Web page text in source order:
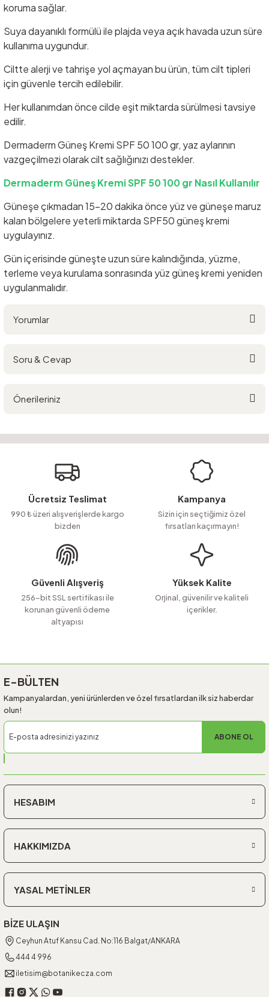
koruma sağlar.
Suya dayanıklı formülü ile plajda veya açık havada uzun süre
kullanıma uygundur.
Ciltte alerji ve tahrişe yol açmayan bu ürün, tüm cilt tipleri
için güvenle tercih edilebilir.
Her kullanımdan önce cilde eşit miktarda sürülmesi tavsiye
edilir.
Dermaderm Güneş Kremi SPF 50 100 gr, yaz aylarının
vazgeçilmezi olarak cilt sağlığınızı destekler.
Dermaderm Güneş Kremi SPF 50 100 gr Nasıl Kullanılır
Güneşe çıkmadan 15–20 dakika önce yüz ve güneşe maruz
kalan bölgelere yeterli miktarda SPF50 güneş kremi
uygulayınız.
Gün içerisinde güneşte uzun süre kalındığında, yüzme,
terleme veya kurulama sonrasında yüz güneş kremi yeniden
uygulanmalıdır.
Yorumlar
Soru & Cevap
Soru Sor
Önerileriniz
Görüş ve önerileriniz için teşekkür ederiz.
Ürün resmi kalitesiz, bozuk veya görüntülenemiyor.
Ürün açıklamasında eksik bilgiler bulunuyor.
Ürün bilgilerinde hatalar bulunuyor.
Ürün fiyatı diğer sitelerden daha pahalı.
Bu ürüne benzer farklı alternatifler olmalı.
Ücretsiz Teslimat
990 ₺ üzeri alışverişlerde kargo
bizden
Kampanya
Sizin için seçtiğimiz özel
fırsatları kaçırmayın!
Güvenli Alışveriş
256-bit SSL sertifikası ile
korunan güvenli ödeme
altyapısı
Yüksek Kalite
Orjinal, güvenilir ve kaliteli
içerikler.
E-BÜLTEN
Kampanyalardan, yeni ürünlerden ve özel fırsatlardan ilk siz haberdar
olun!
ABONE OL
HESABIM
HAKKIMIZDA
YASAL METİNLER
BİZE ULAŞIN
Ceyhun Atuf Kansu Cad. No:116 Balgat/ANKARA
444 4 996
iletisim@botanikecza.com